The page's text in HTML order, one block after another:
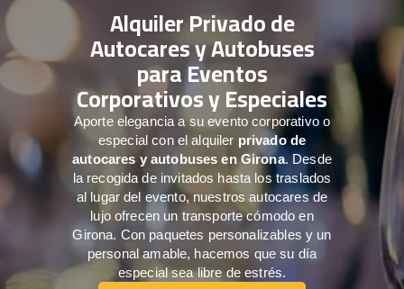
Alquiler Privado de
Autocares y Autobuses
para Eventos
Corporativos y Especiales
Aporte elegancia a su evento corporativo o
especial con el alquiler privado de
autocares y autobuses en Girona. Desde
la recogida de invitados hasta los traslados
al lugar del evento, nuestros autocares de
lujo ofrecen un transporte cómodo en
Girona. Con paquetes personalizables y un
personal amable, hacemos que su día
especial sea libre de estrés.